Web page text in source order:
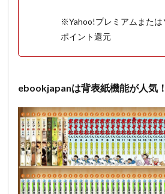
※Yahoo!プレミアムまたは
ポイント還元
ebookjapanは背表紙機能が人気！